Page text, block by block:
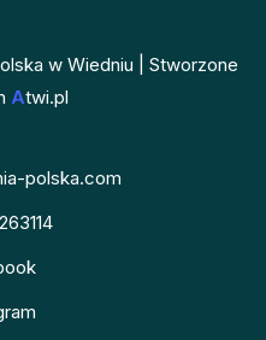
w Wiedniu | Stworzone
Atwi.pl
polska.com